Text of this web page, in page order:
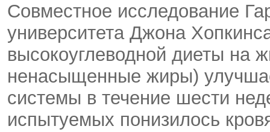
Совместное исследование
университета Джона
высокоуглеводной диеты на
ненасыщенные жиры)
системы в течение шести
испытуемых понизилось